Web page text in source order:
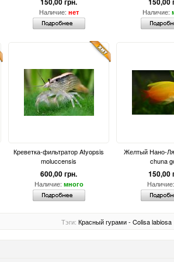
Наличие: нет Наличие:
Креветка-фильтратор Atyopsis
moluccensis
600,00 грн.
Наличие: много
Желтый Нано-
chuna
150,00
Наличие:
Тэги: Красный гурами - Colisa labiosa